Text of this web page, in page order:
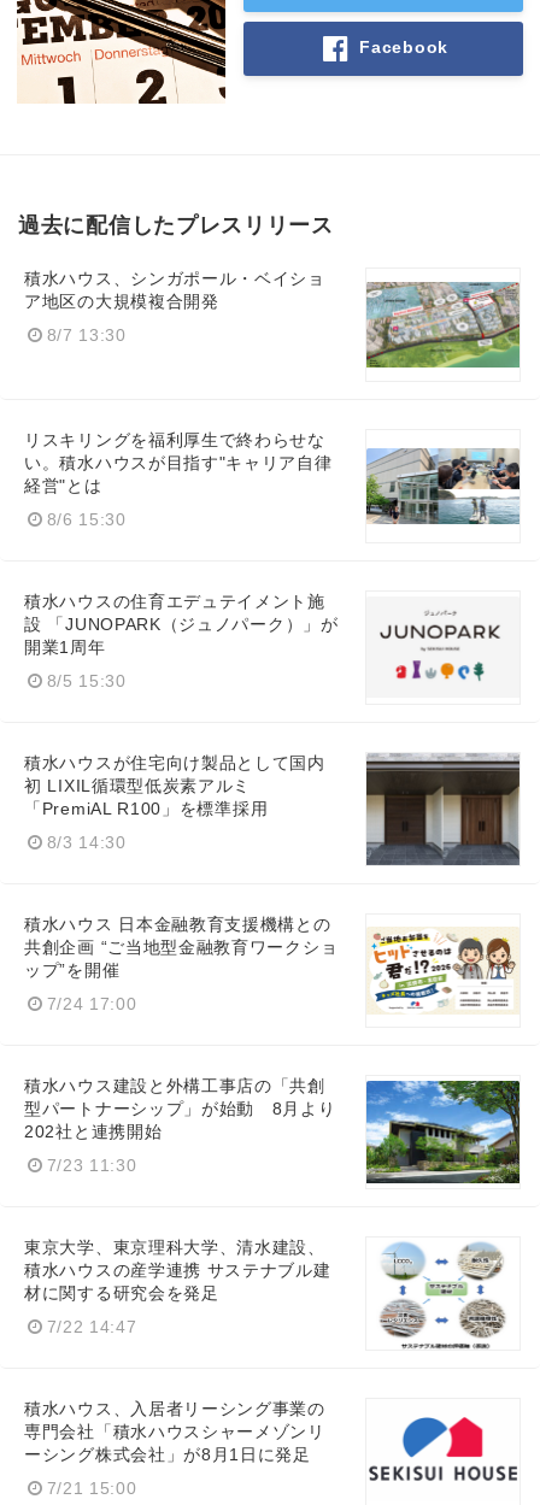
Facebook
過去に配信したプレスリリース
積水ハウス、シンガポール・ベイショ
ア地区の大規模複合開発
8/7 13:30
リスキリングを福利厚生で終わらせな
い。積水ハウスが目指す"キャリア自律
経営"とは
8/6 15:30
積水ハウスの住育エデュテイメント施
設 「JUNOPARK（ジュノパーク）」が
開業1周年
8/5 15:30
積水ハウスが住宅向け製品として国内
初 LIXIL循環型低炭素アルミ
「PremiAL R100」を標準採用
8/3 14:30
積水ハウス 日本金融教育支援機構との
共創企画 “ご当地型金融教育ワークショ
ップ”を開催
7/24 17:00
積水ハウス建設と外構工事店の「共創
型パートナーシップ」が始動 8月より
202社と連携開始
7/23 11:30
東京大学、東京理科大学、清水建設、
積水ハウスの産学連携 サステナブル建
材に関する研究会を発足
7/22 14:47
積水ハウス、入居者リーシング事業の
専門会社「積水ハウスシャーメゾンリ
ーシング株式会社」が8月1日に発足
7/21 15:00